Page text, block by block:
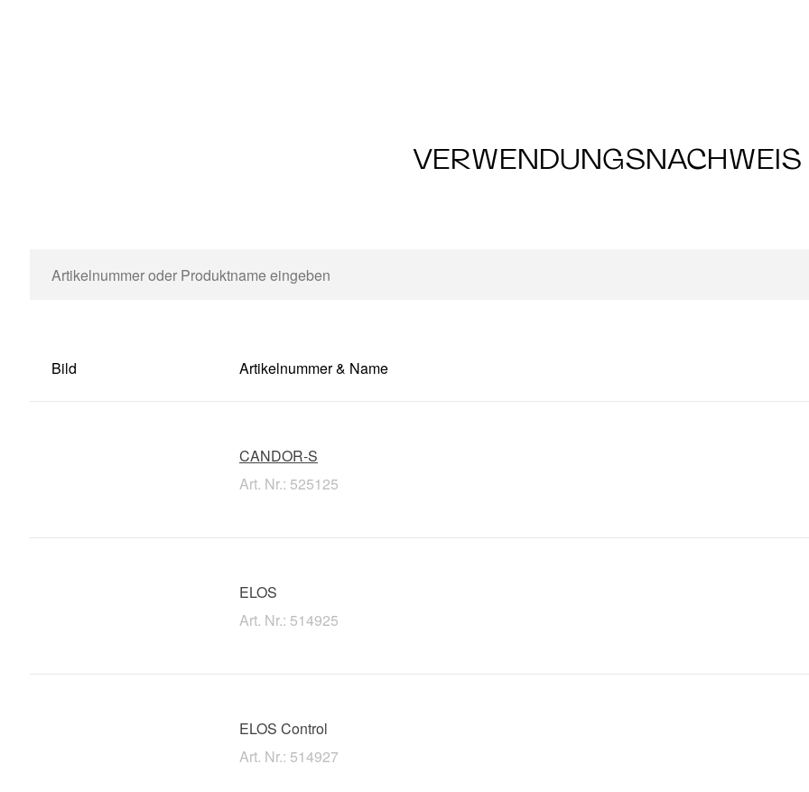
VERWENDUNGSNACHWEIS
Bild Artikelnummer & Name
CANDOR-S
Art. Nr.: 525125
ELOS
Art. Nr.: 514925
ELOS Control
Art. Nr.: 514927